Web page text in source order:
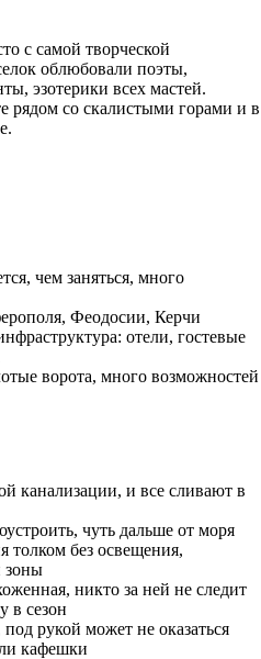
с самой творческой
облюбовали поэты,
эзотерики всех мастей.
рядом со скалистыми горами и в
чем заняться, много
Феодосии, Керчи
отели, гостевые
ворота, много возможностей
канализации, и все сливают в
чуть дальше от моря
толком без освещения,
зоны
никто за ней не следит
в сезон
рукой может не оказаться
кафешки